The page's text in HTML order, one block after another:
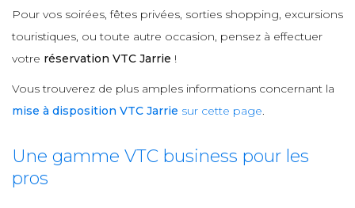
Pour vos soirées, fêtes privées, sorties shopping, excursions
touristiques, ou toute autre occasion, pensez à effectuer
votre réservation VTC Jarrie !
Vous trouverez de plus amples informations concernant la
mise à disposition VTC Jarrie sur cette page.
Une gamme VTC business pour les
pros